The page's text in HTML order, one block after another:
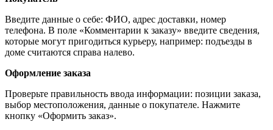
Введите данные о себе: ФИО, адрес доставки, номер
телефона. В поле «Комментарии к заказу» введите сведения,
которые могут пригодиться курьеру, например: подъезды в
доме считаются справа налево.
Оформление заказа
Проверьте правильность ввода информации: позиции заказа,
выбор местоположения, данные о покупателе. Нажмите
кнопку «Оформить заказ».